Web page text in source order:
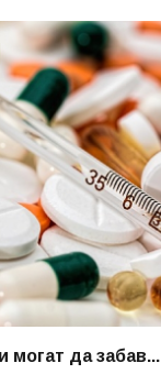
могат да забав...